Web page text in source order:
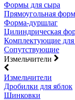
Формы для сыра
Прямоугольная
Форма-дуршлаг
Цилиндрическая
Комплектующие для
Сопутствующие
Измельчители
Измельчители
Дробилки для яблок
Шинковки